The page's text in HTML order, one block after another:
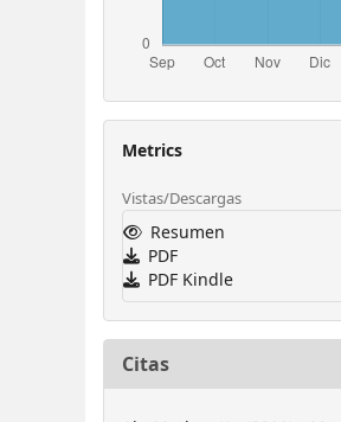
Metrics
Vistas/Descargas
Resumen
PDF
PDF Kindle
Citas